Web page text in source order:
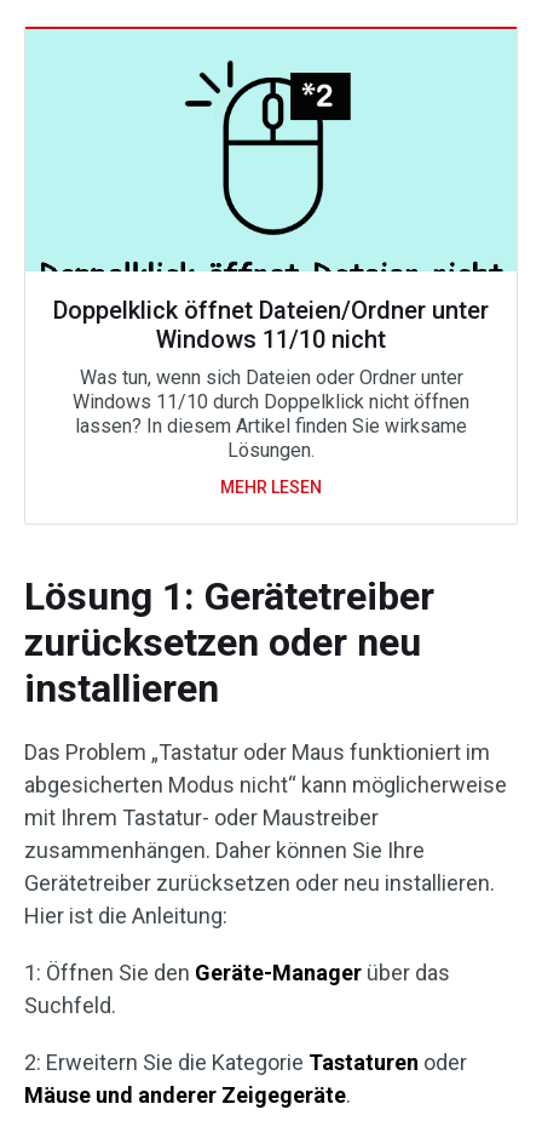
Doppelklick öffnet Dateien/Ordner unter
Windows 11/10 nicht
Was tun, wenn sich Dateien oder Ordner unter
Windows 11/10 durch Doppelklick nicht öffnen
lassen? In diesem Artikel finden Sie wirksame
Lösungen.
MEHR LESEN
Lösung 1: Gerätetreiber
zurücksetzen oder neu
installieren
Das Problem „Tastatur oder Maus funktioniert im
abgesicherten Modus nicht“ kann möglicherweise
mit Ihrem Tastatur- oder Maustreiber
zusammenhängen. Daher können Sie Ihre
Gerätetreiber zurücksetzen oder neu installieren.
Hier ist die Anleitung:
1: Öffnen Sie den Geräte-Manager über das
Suchfeld.
2: Erweitern Sie die Kategorie Tastaturen oder
Mäuse und anderer Zeigegeräte.